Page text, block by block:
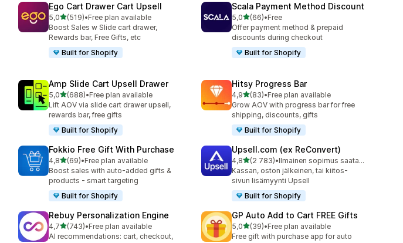
Ego Cart Drawer Cart Upsell
5,0/ 5 tähteä
(519)
519 arvostelua yhteensä
•Free plan available
Boost Sales w Slide cart drawer,
Rewards bar, Free Gifts, etc
Built for Shopify
Scala Payment Method Discount
5,0/ 5 tähteä
(66)
66 arvostelua yhteensä
•Free
Offer payment method & prepaid
discounts during checkout
Built for Shopify
Amp Slide Cart Upsell Drawer
5,0/ 5 tähteä
(688)
688 arvostelua yhteensä
•Free plan available
Lift AOV via slide cart drawer upsell,
rewards bar, free gifts
Built for Shopify
Hitsy Progress Bar
4,9/ 5 tähteä
(83)
83 arvostelua yhteensä
•Free plan available
Grow AOV with progress bar for free
shipping, discounts, gifts
Built for Shopify
Fokkio Free Gift With Purchase
4,8/ 5 tähteä
(69)
69 arvostelua yhteensä
•Free plan available
Boost sales with auto-added gifts &
products - smart targeting
Built for Shopify
Upsell.com (ex ReConvert)
4,8/ 5 tähteä
(2 783)
2783 arvostelua yhteensä
•
Ilmainen sopimus saatavilla
Kassan, oston jälkeinen, tai kiitos-
sivun lisämyynti Upsell
Built for Shopify
Rebuy Personalization Engine
4,7/ 5 tähteä
(743)
743 arvostelua yhteensä
•Free plan available
AI recommendations: cart, checkout,
GP Auto Add to Cart FREE Gifts
5,0/ 5 tähteä
(39)
39 arvostelua yhteensä
•Free plan available
Free gift with purchase app for auto